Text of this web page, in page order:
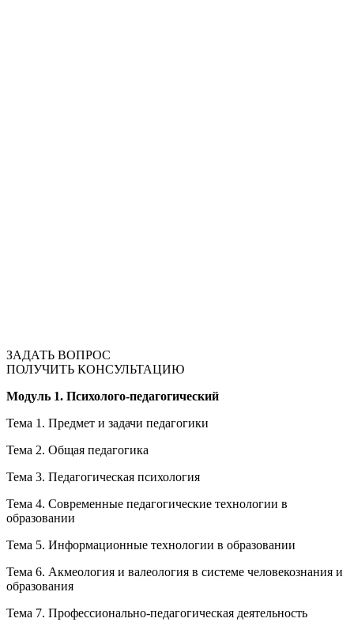
ЗАДАТЬ ВОПРОС
ПОЛУЧИТЬ КОНСУЛЬТАЦИЮ
Модуль 1. Психолого-педагогический
Тема 1. Предмет и задачи педагогики
Тема 2. Общая педагогика
Тема 3. Педагогическая психология
Тема 4. Современные педагогические технологии в
образовании
Тема 5. Информационные технологии в образовании
Тема 6. Акмеология и валеология в системе человекознания и
образования
Тема 7. Профессионально-педагогическая деятельность